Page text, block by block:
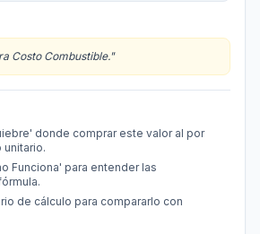
Costo Combustible."
donde comprar este valor al por
unitario.
Funciona' para entender las
de cálculo para compararlo con